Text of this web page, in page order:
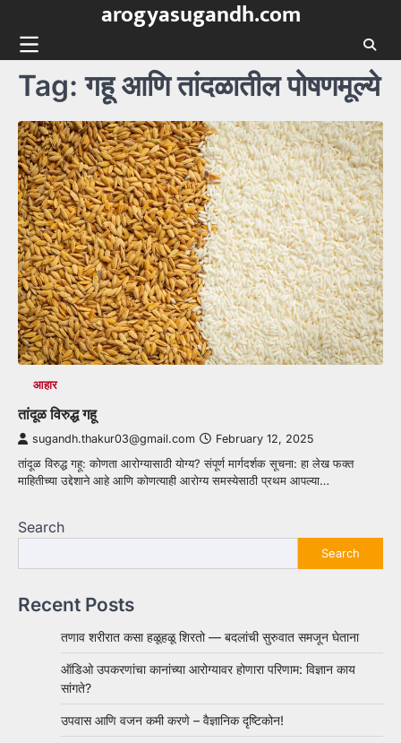
content
arogyasugandh.com
Tag:गहू आणि तांदळातील पोषणमूल्ये
आहार
तांदूळ विरुद्ध गहू
sugandh.thakur03@gmail.com February 12, 2025
तांदूळ विरुद्ध गहू: कोणता आरोग्यासाठी योग्य? संपूर्ण मार्गदर्शक सूचना: हा लेख फक्त
माहितीच्या उद्देशाने आहे आणि कोणत्याही आरोग्य समस्येसाठी प्रथम आपल्या…
Search
Search
Recent Posts
तणाव शरीरात कसा हळूहळू शिरतो — बदलांची सुरुवात समजून घेताना
ऑडिओ उपकरणांचा कानांच्या आरोग्यावर होणारा परिणाम: विज्ञान काय
सांगते?
उपवास आणि वजन कमी करणे – वैज्ञानिक दृष्टिकोन!